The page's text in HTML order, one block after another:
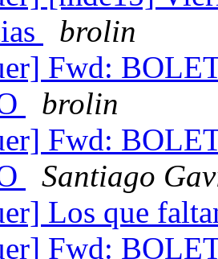
brolin
Fwd:
brolin
Fwd:
Santiago
Los que
Fwd: